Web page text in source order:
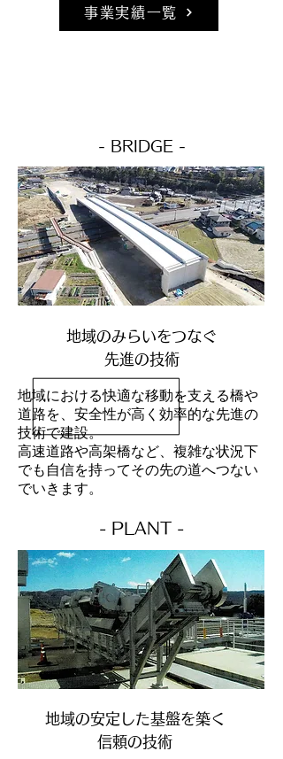
事業実績一覧
- BRIDGE -
地域のみらいをつなぐ
先進の技術
地域における快適な移動を支える橋や
道路を、安全性が高く効率的な先進の
技術で建設。
高速道路や高架橋など、複雑な状況下
でも自信を持ってその先の道へつない
でいきます。
- PLANT -
地域の安定した基盤を築く
信頼の技術